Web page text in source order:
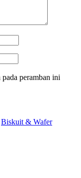
peramban ini
Biskuit & Wafer